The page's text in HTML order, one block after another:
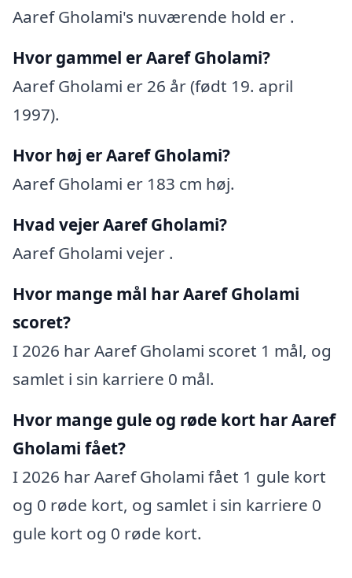
Aaref Gholami's nuværende hold er .
Hvor gammel er Aaref Gholami?
Aaref Gholami er 26 år (født 19. april
1997).
Hvor høj er Aaref Gholami?
Aaref Gholami er 183 cm høj.
Hvad vejer Aaref Gholami?
Aaref Gholami vejer .
Hvor mange mål har Aaref Gholami
scoret?
I 2026 har Aaref Gholami scoret 1 mål, og
samlet i sin karriere 0 mål.
Hvor mange gule og røde kort har Aaref
Gholami fået?
I 2026 har Aaref Gholami fået 1 gule kort
og 0 røde kort, og samlet i sin karriere 0
gule kort og 0 røde kort.